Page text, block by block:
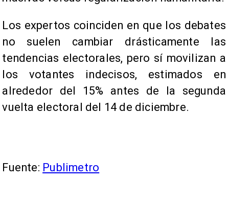
Los expertos coinciden en que los debates
no suelen cambiar drásticamente las
tendencias electorales, pero sí movilizan a
los votantes indecisos, estimados en
alrededor del 15% antes de la segunda
vuelta electoral del 14 de diciembre.
Fuente: Publimetro